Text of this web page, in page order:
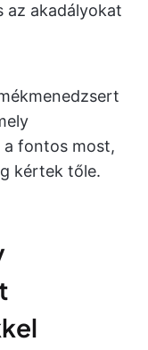
az akadályokat
fontos most,
kértek tőle.